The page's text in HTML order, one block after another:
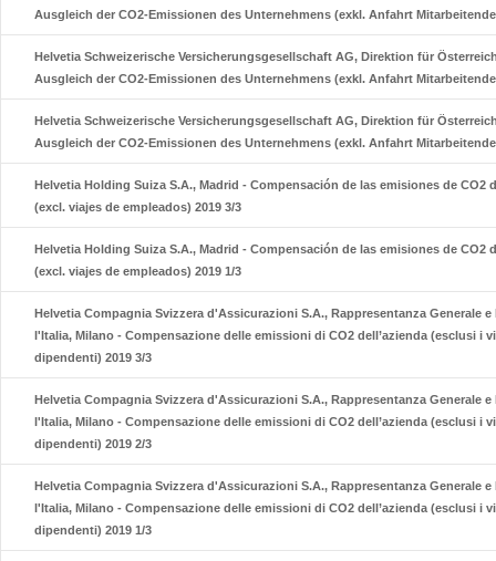
Ausgleich der CO2-Emissionen des Unternehmens (exkl. Anfahrt
Helvetia Schweizerische Versicherungsgesellschaft AG, Direktion für
Ausgleich der CO2-Emissionen des Unternehmens (exkl. Anfahrt
Helvetia Schweizerische Versicherungsgesellschaft AG, Direktion für
Ausgleich der CO2-Emissionen des Unternehmens (exkl. Anfahrt
Helvetia Holding Suiza S.A., Madrid - Compensación de las emisiones de CO2
(excl. viajes de empleados) 2019 3/3
Helvetia Holding Suiza S.A., Madrid - Compensación de las emisiones de CO2
(excl. viajes de empleados) 2019 1/3
Helvetia Compagnia Svizzera d'Assicurazioni S.A., Rappresentanza Generale e
l'Italia, Milano - Compensazione delle emissioni di CO2 dell’azienda (esclusi i
dipendenti) 2019 3/3
Helvetia Compagnia Svizzera d'Assicurazioni S.A., Rappresentanza Generale e
l'Italia, Milano - Compensazione delle emissioni di CO2 dell’azienda (esclusi i
dipendenti) 2019 2/3
Helvetia Compagnia Svizzera d'Assicurazioni S.A., Rappresentanza Generale e
l'Italia, Milano - Compensazione delle emissioni di CO2 dell’azienda (esclusi i
dipendenti) 2019 1/3